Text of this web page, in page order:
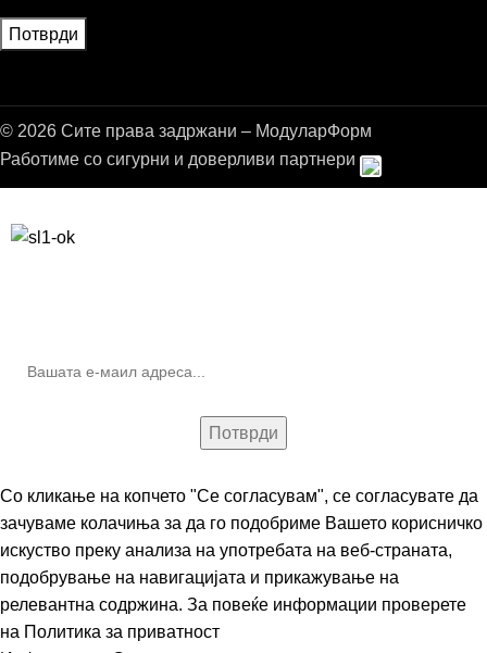
© 2026 Сите права задржани – МодуларФорм
Работиме со сигурни и доверливи партнери
Со кликање на копчето "Се согласувам", се согласувате да
зачуваме колачиња за да го подобриме Вашето корисничко
искуство преку анализа на употребата на веб-страната,
подобрување на навигацијата и прикажување на
релевантна содржина. За повеќе информации проверете
на Политика за приватност